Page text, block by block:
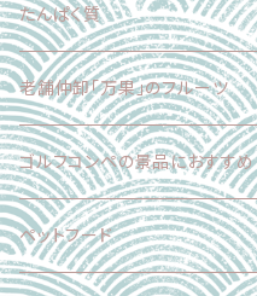
乳製品
麺
スイーツ
加工食品
たんぱく質
老舗仲卸「万果」のフルーツ
フードロス削減企画
正品（ギフト対応可）
ゴルフコンペの景品におすすめ
ペットフード